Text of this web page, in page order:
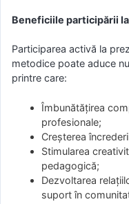
Beneficiile participării
Participarea activă la
metodice poate aduce
printre care:
Îmbunătățirea
profesionale;
Creșterea
Stimularea
pedagogică;
Dezvoltarea
suport în